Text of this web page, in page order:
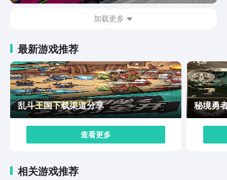
加载更多
最新游戏推荐
乱斗王国下载渠道分享
查看更多
秘境勇
相关游戏推荐